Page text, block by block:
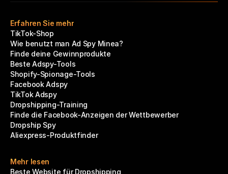
Erfahren Sie mehr
TikTok-Shop
Wie benutzt man Ad Spy Minea?
Finde deine Gewinnprodukte
Beste Adspy-Tools
Shopify-Spionage-Tools
Facebook Adspy
TikTok Adspy
Dropshipping-Training
Finde die Facebook-Anzeigen der Wettbewerber
Dropship Spy
Aliexpress-Produktfinder
Mehr lesen
Beste Website für Dropshipping